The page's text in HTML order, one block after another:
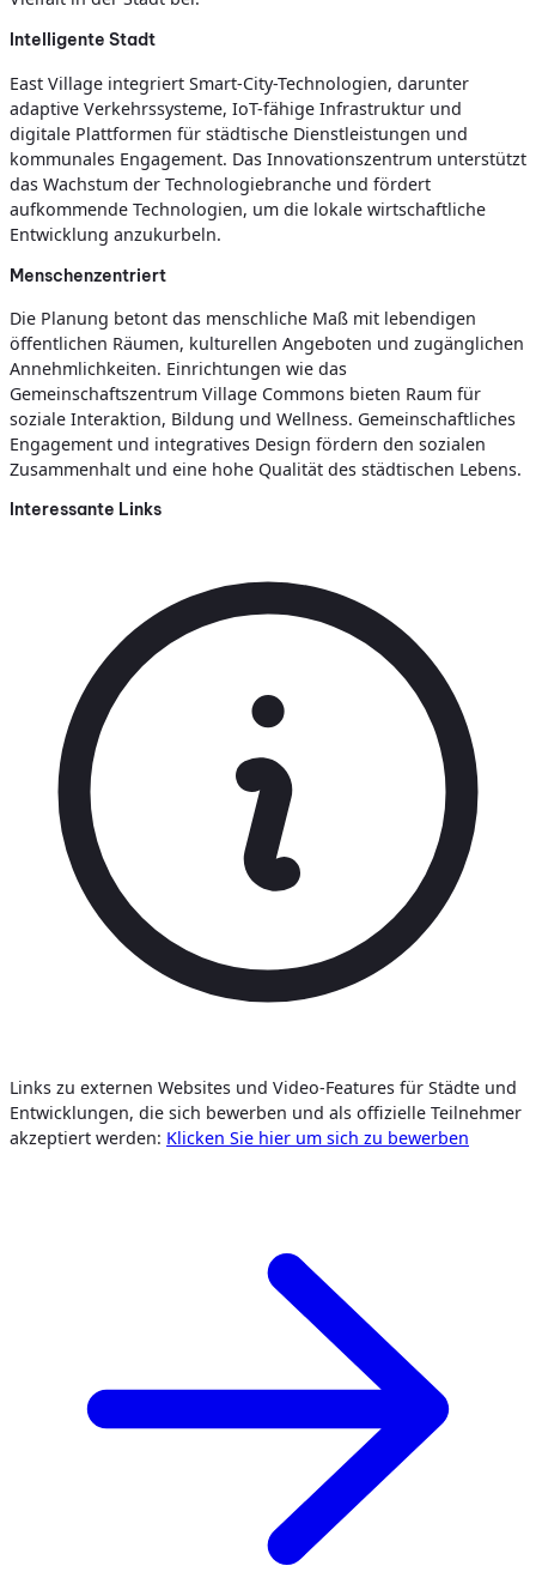
Intelligente Stadt
East Village integriert Smart-City-Technologien, darunter
adaptive Verkehrssysteme, IoT-fähige Infrastruktur und
digitale Plattformen für städtische Dienstleistungen und
kommunales Engagement. Das Innovationszentrum unterstützt
das Wachstum der Technologiebranche und fördert
aufkommende Technologien, um die lokale wirtschaftliche
Entwicklung anzukurbeln.
Menschenzentriert
Die Planung betont das menschliche Maß mit lebendigen
öffentlichen Räumen, kulturellen Angeboten und zugänglichen
Annehmlichkeiten. Einrichtungen wie das
Gemeinschaftszentrum Village Commons bieten Raum für
soziale Interaktion, Bildung und Wellness. Gemeinschaftliches
Engagement und integratives Design fördern den sozialen
Zusammenhalt und eine hohe Qualität des städtischen Lebens.
Interessante Links
Links zu externen Websites und Video-Features für Städte und
Entwicklungen, die sich bewerben und als offizielle Teilnehmer
akzeptiert werden: Klicken Sie hier um sich zu bewerben